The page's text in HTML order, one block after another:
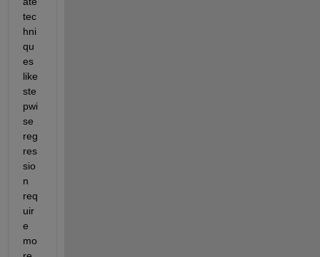
tec
hni
qu
es
like
ste
pwi
se
reg
res
sio
n
req
uir
e
mo